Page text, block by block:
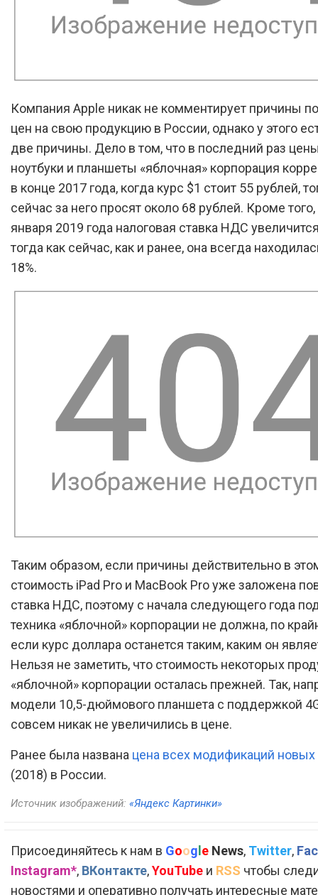
Компания Apple никак не комментирует причины
цен на свою продукцию в России, однако у этого
две причины. Дело в том, что в последний раз
ноутбуки и планшеты «яблочная» корпорация
в конце 2017 года, когда курс $1 стоит 55 рублей,
сейчас за него просят около 68 рублей. Кроме
января 2019 года налоговая ставка НДС
тогда как сейчас, как и ранее, она всегда
18%.
Таким образом, если причины действительно в
стоимость iPad Pro и MacBook Pro уже заложена
ставка НДС, поэтому с начала следующего года
техника «яблочной» корпорации не должна, по
если курс доллара останется таким, каким он
Нельзя не заметить, что стоимость некоторых
«яблочной» корпорации осталась прежней. Так,
модели 10,5-дюймового планшета с поддержкой
совсем никак не увеличились в цене.
Ранее была названа цена всех модификаций новых
(2018) в России.
Источник изображений: «Яндекс Картинки»
Присоединяйтесь к нам в Google News, Twitter,
Instagram*, ВКонтакте,YouTube и RSS чтобы
новостями и оперативно получать интересные